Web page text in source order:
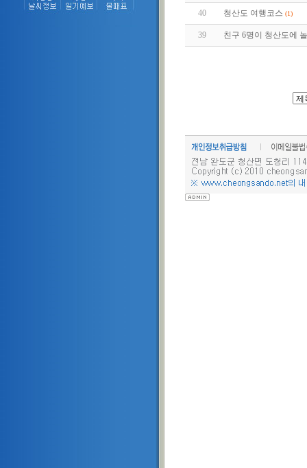
40 청산도 여행코스 (1)
39 친구 6명이 청산도에